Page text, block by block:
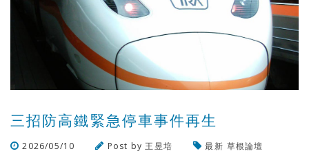
三招防高鐵緊急停車事件再生
2026/05/10 Post by 王昱培 最新 草根論壇